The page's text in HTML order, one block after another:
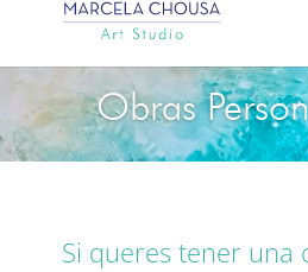
Obras
Si queres tener una